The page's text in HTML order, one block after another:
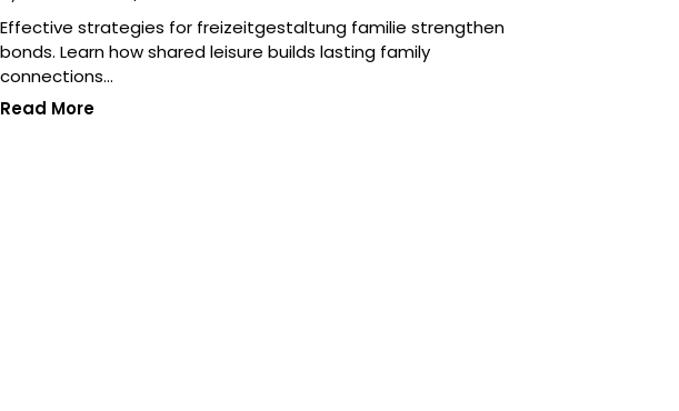
Effective strategies for freizeitgestaltung familie strengthen
bonds. Learn how shared leisure builds lasting family
connections…
Read More